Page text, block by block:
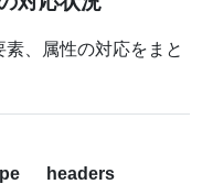
、属性の対応をまと
headers